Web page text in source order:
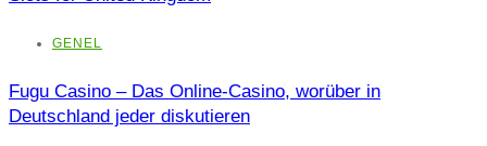
GENEL
Fugu Casino – Das Online-Casino, worüber in
Deutschland jeder diskutieren